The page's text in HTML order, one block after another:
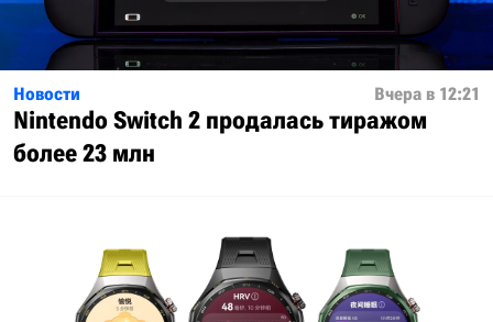
Новости Вчера в 12:21
Nintendo Switch 2 продалась тиражом
более 23 млн